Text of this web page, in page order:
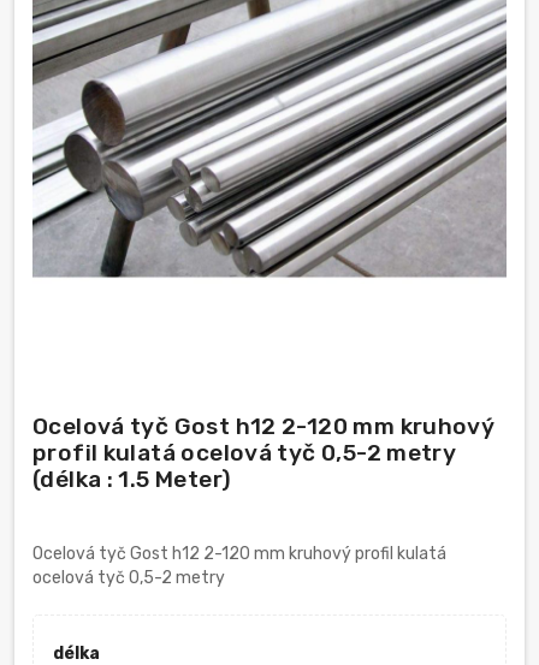
Ocelová tyč Gost h12 2-120 mm kruhový
profil kulatá ocelová tyč 0,5-2 metry
(délka : 1.5 Meter)
Ocelová tyč Gost h12 2-120 mm kruhový profil kulatá
ocelová tyč 0,5-2 metry
délka